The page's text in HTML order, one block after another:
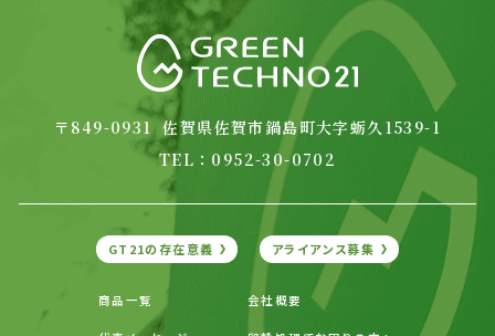
GREEN
〒849-0931
佐賀県佐賀市鍋島町大字蛎久1539-1
TEL：0952-30-0702
GT21の存在意義 アライアンス募集
商品一覧 会社概要